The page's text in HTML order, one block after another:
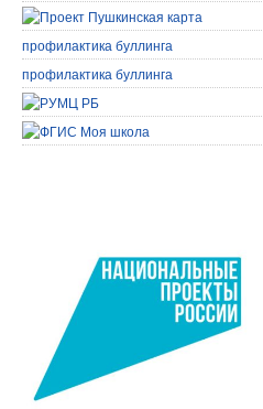
профилактика буллинга
профилактика буллинга